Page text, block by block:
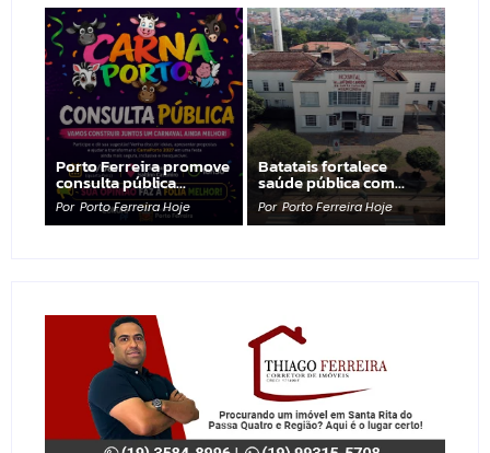
Porto Ferreira promove
consulta pública…
Por Porto Ferreira Hoje
Batatais fortalece
saúde pública com…
Por Porto Ferreira Hoje